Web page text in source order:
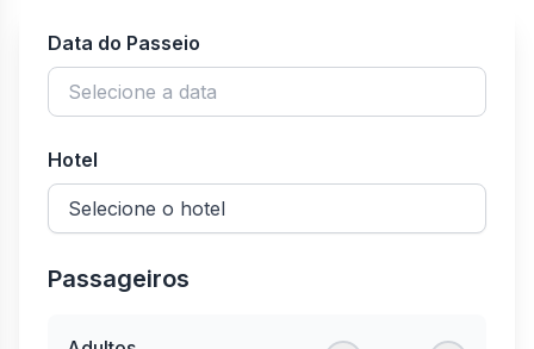
Data do Passeio
Hotel
Passageiros